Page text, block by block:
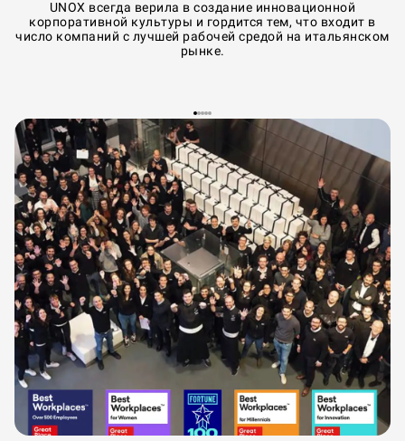
UNOX всегда верила в создание инновационной
корпоративной культуры и гордится тем, что входит в
число компаний с лучшей рабочей средой на итальянском
рынке.